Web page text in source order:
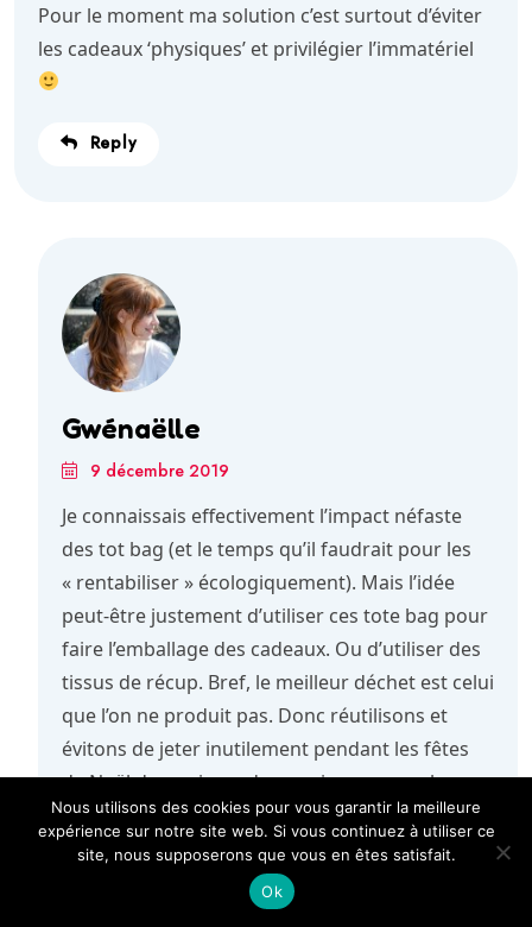
Pour le moment ma solution c’est surtout d’éviter
les cadeaux ‘physiques’ et privilégier l’immatériel
Reply
Gwénaëlle
9 décembre 2019
Je connaissais effectivement l’impact néfaste
des tot bag (et le temps qu’il faudrait pour les
« rentabiliser » écologiquement). Mais l’idée
peut-être justement d’utiliser ces tote bag pour
faire l’emballage des cadeaux. Ou d’utiliser des
tissus de récup. Bref, le meilleur déchet est celui
que l’on ne produit pas. Donc réutilisons et
évitons de jeter inutilement pendant les fêtes
de Noël du papier cadeau qui ne se recycle pas
du tout ! ? Et je suis d’accord avec toi pour les
cadeaux immatériels.. mais ce n’est pas
toujours facile à appliquer.
Nous utilisons des cookies pour vous garantir la meilleure
expérience sur notre site web. Si vous continuez à utiliser ce
site, nous supposerons que vous en êtes satisfait.
Ok